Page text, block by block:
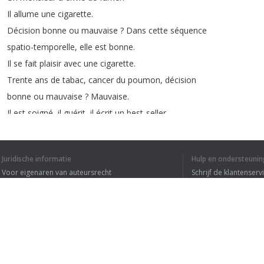
Il allume une cigarette.
Décision bonne ou mauvaise ? Dans cette séquence
spatio-temporelle, elle est bonne.
Il se fait plaisir avec une cigarette.
Trente ans de tabac, cancer du poumon, décision
bonne ou mauvaise ? Mauvaise.
Il est soigné il guérit il écrit un best-seller
Il est invité partout
L'avion s'écrase et sa veuve écrit sur
Juridische informatie
Voor eigenaren van auteursrecht
Hulp en
Schrijf de